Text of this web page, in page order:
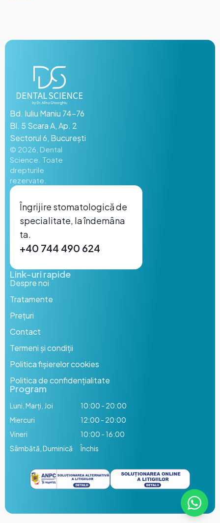
Bd. Iuliu Maniu 74-76
Bl. 5 Scara A, Ap. 2
Sectorul 6, București
© 2026 , Dental
Science. Toate
drepturile
rezervate.
Îngrijire stomatologică de
specialitate, la îndemâna
ta.
+40 744 490 624
Link-uri rapide
Despre noi
Tratamente
Prețuri
Contact
Termeni și condiții
Politica fișierelor cookies
Politica de confidențialitate
Program
Luni, Marți, Joi
10:00 - 20:00
Miercuri
12:00 - 20:00
Vineri
10:00 - 16:00
Sâmbătă, Duminică
Închis